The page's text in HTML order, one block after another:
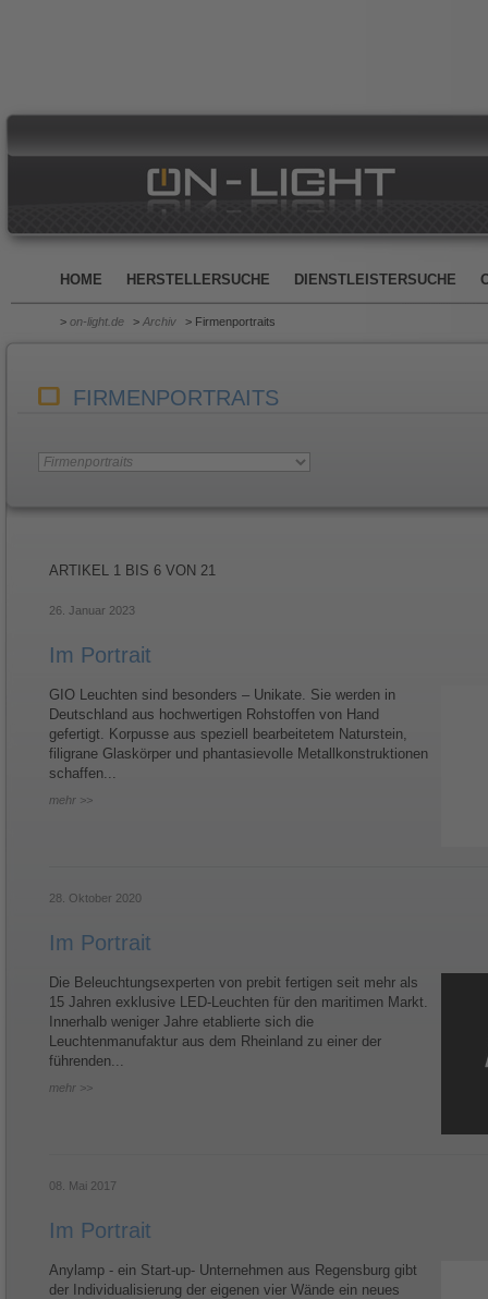
HOME HERSTELLERSUCHE DIENSTLEISTERSUCHE
> on-light.de > Archiv > Firmenportraits
FIRMENPORTRAITS
ARTIKEL 1 BIS 6 VON 21
26. Januar 2023
Im Portrait
GIO Leuchten sind besonders – Unikate. Sie werden in
Deutschland aus hochwertigen Rohstoffen von Hand
gefertigt. Korpusse aus speziell bearbeitetem Naturstein,
filigrane Glaskörper und phantasievolle Metallkonstruktionen
schaffen...
mehr >>
28. Oktober 2020
Im Portrait
Die Beleuchtungsexperten von prebit fertigen seit mehr als
15 Jahren exklusive LED-Leuchten für den maritimen Markt.
Innerhalb weniger Jahre etablierte sich die
Leuchtenmanufaktur aus dem Rheinland zu einer der
führenden...
mehr >>
08. Mai 2017
Im Portrait
Anylamp - ein Start-up- Unternehmen aus Regensburg gibt
der Individualisierung der eigenen vier Wände ein neues